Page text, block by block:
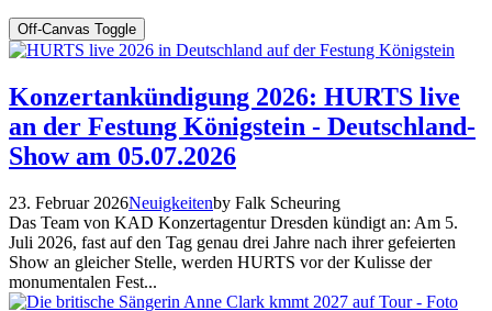
Off-Canvas Toggle
Konzertankündigung 2026: HURTS live
an der Festung Königstein - Deutschland-
Show am 05.07.2026
23. Februar 2026Neuigkeitenby Falk Scheuring
Das Team von KAD Konzertagentur Dresden kündigt an: Am 5.
Juli 2026, fast auf den Tag genau drei Jahre nach ihrer gefeierten
Show an gleicher Stelle, werden HURTS vor der Kulisse der
monumentalen Fest...